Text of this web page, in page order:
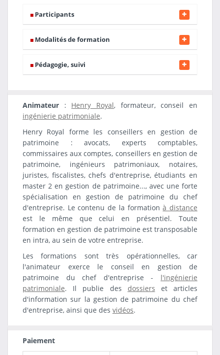
Participants
Modalités de formation
Pédagogie, suivi
Animateur : Henry Royal, formateur, conseil en
ingénierie patrimoniale.
Henry Royal forme les conseillers en gestion de
patrimoine : avocats, experts comptables,
commissaires aux comptes, conseillers en gestion de
patrimoine, ingénieurs patrimoniaux, notaires,
juristes, fiscalistes, chefs d'entreprise, étudiants en
master 2 en gestion de patrimoine..., avec une forte
spécialisation en gestion de patrimoine du chef
d'entreprise. Le contenu de la formationà distance
est le même que celui en présentiel. Toute
formation en gestion de patrimoine est transposable
en intra, au sein de votre entreprise.
Les formations sont très opérationnelles, car
l'animateur exerce le conseil en gestion de
patrimoine du chef d'entreprise - l'ingénierie
patrimoniale. Il publie des dossiers et articles
d'information sur la gestion de patrimoine du chef
d'entreprise, ainsi que des vidéos.
Paiement